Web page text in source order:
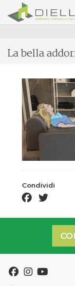
Dielle
La bella
Condividi
facebook
twitter
Facebook
Instagram
Youtube